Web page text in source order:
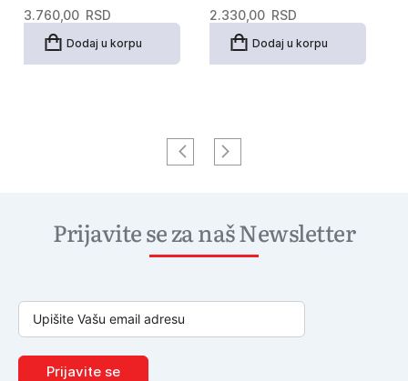
3.760,00 RSD
Dodaj u korpu
2.330,00 RSD
Dodaj u korpu
Prijavite se za naš Newsletter
Prijavite se